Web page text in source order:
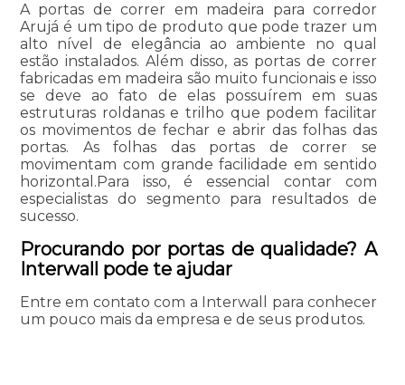
A portas de correr em madeira para corredor
Arujá é um tipo de produto que pode trazer um
alto nível de elegância ao ambiente no qual
estão instalados. Além disso, as portas de correr
fabricadas em madeira são muito funcionais e isso
se deve ao fato de elas possuírem em suas
estruturas roldanas e trilho que podem facilitar
os movimentos de fechar e abrir das folhas das
portas. As folhas das portas de correr se
movimentam com grande facilidade em sentido
horizontal.Para isso, é essencial contar com
especialistas do segmento para resultados de
sucesso.
Procurando por portas de qualidade? A
Interwall pode te ajudar
Entre em contato com a Interwall para conhecer
um pouco mais da empresa e de seus produtos.